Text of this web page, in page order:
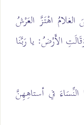
اهْتَزَّ العَرْشُ
الأَرْضُ: يا رَبَّنَا
النِّسَاءَ في أستاهِهِنَّ